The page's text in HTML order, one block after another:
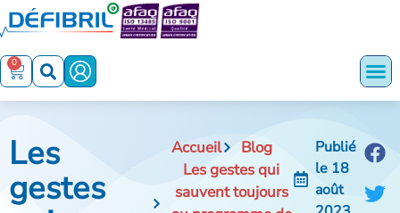
0
Les
gestes
Accueil
Blog
Les gestes qui
sauvent toujours
Publié
le 18
août